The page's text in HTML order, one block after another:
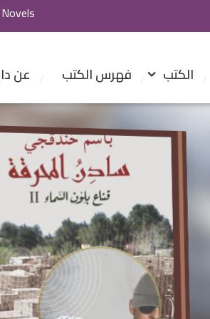
|
الكتب فهرس الكتب عن